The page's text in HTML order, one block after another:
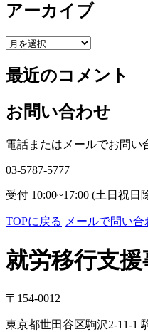
アーカイブ
ア
カ
イ
ブ
最近のコメント
お問い合わせ
電話またはメールでお問い
03-5787-5777
受付 10:00~17:00 (土日祝日
TOPに戻る メールで問い合
就労移行支
〒154-0012
東京都世田谷区駒沢2-11-1